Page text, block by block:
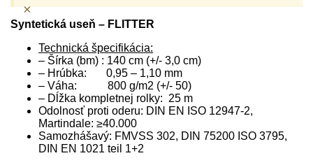
×
Syntetická useň – FLITTER
Technická špecifikácia:
– Šírka (bm) : 140 cm (+/- 3,0 cm)
– Hrúbka: 0,95 – 1,10 mm
– Váha: 800 g/m2 (+/- 50)
– Dĺžka kompletnej rolky: 25 m
Odolnosť proti oderu: DIN EN ISO 12947-2,
Martindale: ≥40.000
Samozhášavý: FMVSS 302, DIN 75200 ISO 3795,
DIN EN 1021 teil 1+2